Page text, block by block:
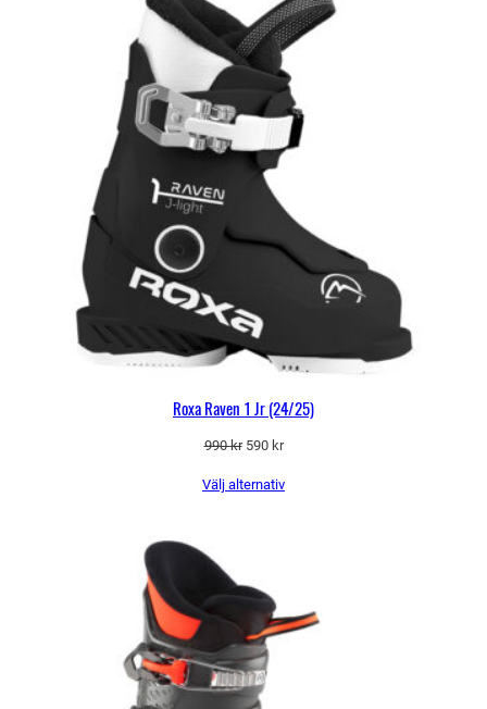
Roxa Raven 1 Jr (24/25)
990kr Det
priset
590 krDet
priset
Välj alternativ